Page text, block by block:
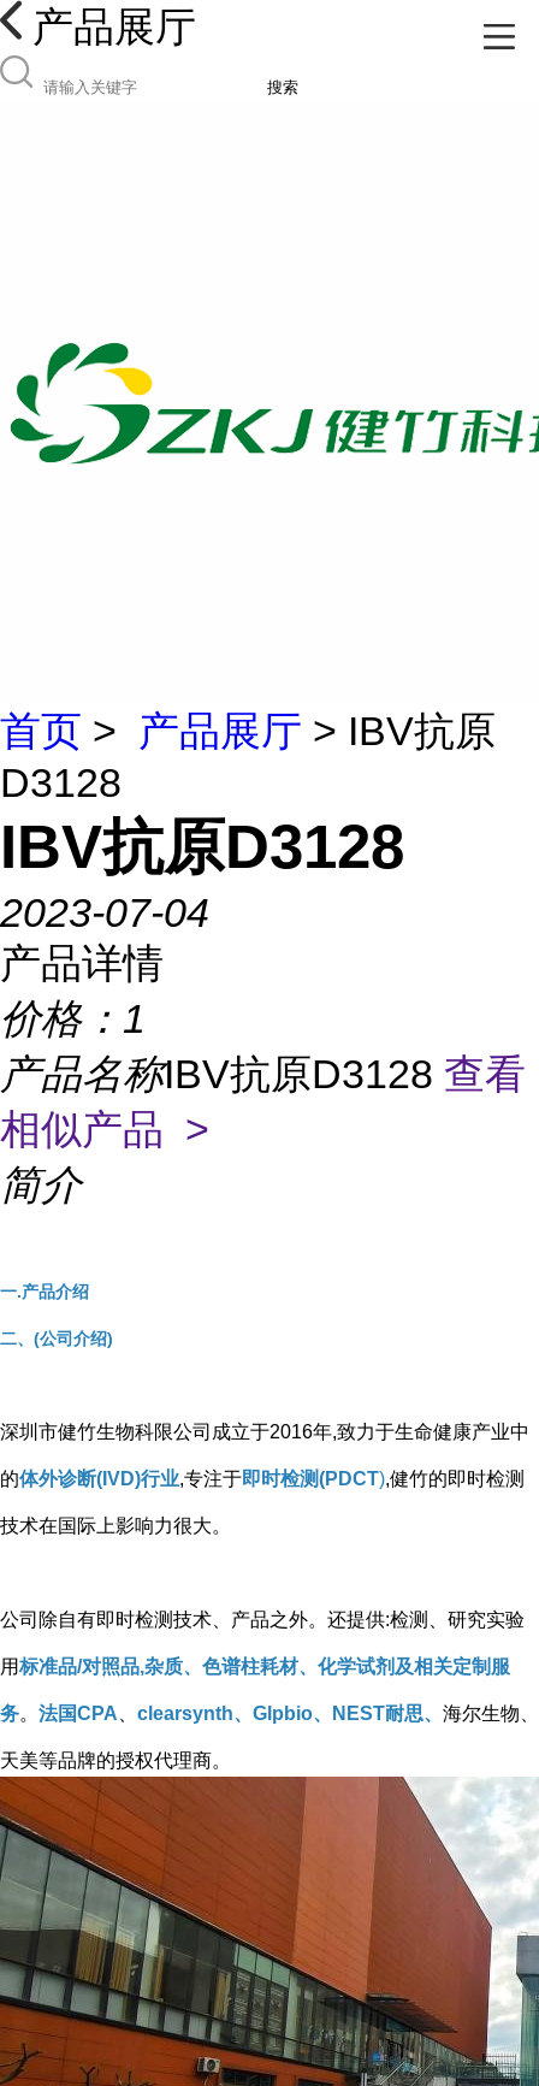
产品展厅
搜索
首页 > 产品展厅 > IBV抗原
D3128
IBV抗原D3128
2023-07-04
产品详情
价格： 1
产品名称IBV抗原D3128 查看
相似产品 >
简介
一.产品介绍
二、(公司介绍)
深圳市健竹生物科限公司成立于2016年,致力于生命健康产业中
的体外诊断(IVD)行业,专注于即时检测(PDCT),健竹的即时检测
技术在国际上影响力很大。
公司除自有即时检测技术、产品之外。还提供:检测、研究实验
用标准品/对照品,杂质、色谱柱耗材、化学试剂及相关定制服
务。 法国CPA clearsynth、Glpbio、NEST耐思、 海尔生物、
天美等品牌的授权代理商。